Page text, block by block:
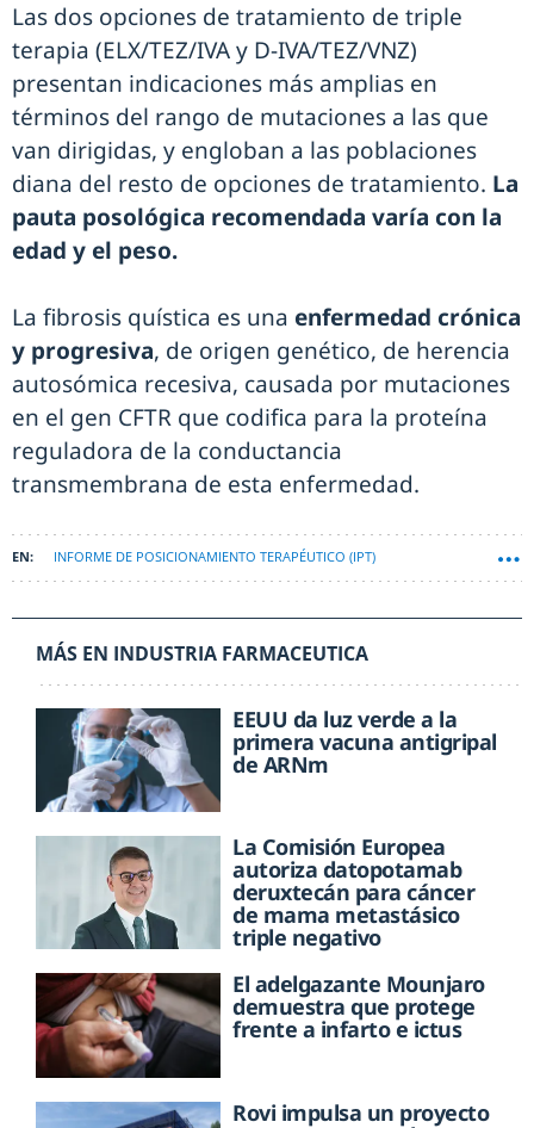
Las dos opciones de tratamiento de triple
terapia (ELX/TEZ/IVA y D-IVA/TEZ/VNZ)
presentan indicaciones más amplias en
términos del rango de mutaciones a las que
van dirigidas, y engloban a las poblaciones
diana del resto de opciones de tratamiento. La
pauta posológica recomendada varía con la
edad y el peso.
La fibrosis quística es una enfermedad crónica
y progresiva, de origen genético, de herencia
autosómica recesiva, causada por mutaciones
en el gen CFTR que codifica para la proteína
reguladora de la conductancia
transmembrana de esta enfermedad.
INFORME DE POSICIONAMIENTO TERAPÉUTICO (IPT)
MÁS EN INDUSTRIA FARMACEUTICA
EEUU da luz verde a la
primera vacuna antigripal
de ARNm
La Comisión Europea
autoriza datopotamab
deruxtecán para cáncer
de mama metastásico
triple negativo
El adelgazante Mounjaro
demuestra que protege
frente a infarto e ictus
Rovi impulsa un proyecto